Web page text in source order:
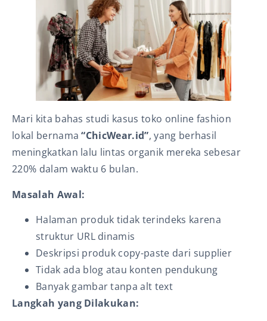
Mari kita bahas studi kasus toko online fashion
lokal bernama“ChicWear.id”, yang berhasil
meningkatkan lalu lintas organik mereka sebesar
220% dalam waktu 6 bulan.
Masalah Awal:
Halaman produk tidak terindeks karena
struktur URL dinamis
Deskripsi produk copy-paste dari supplier
Tidak ada blog atau konten pendukung
Banyak gambar tanpa alt text
Langkah yang Dilakukan: